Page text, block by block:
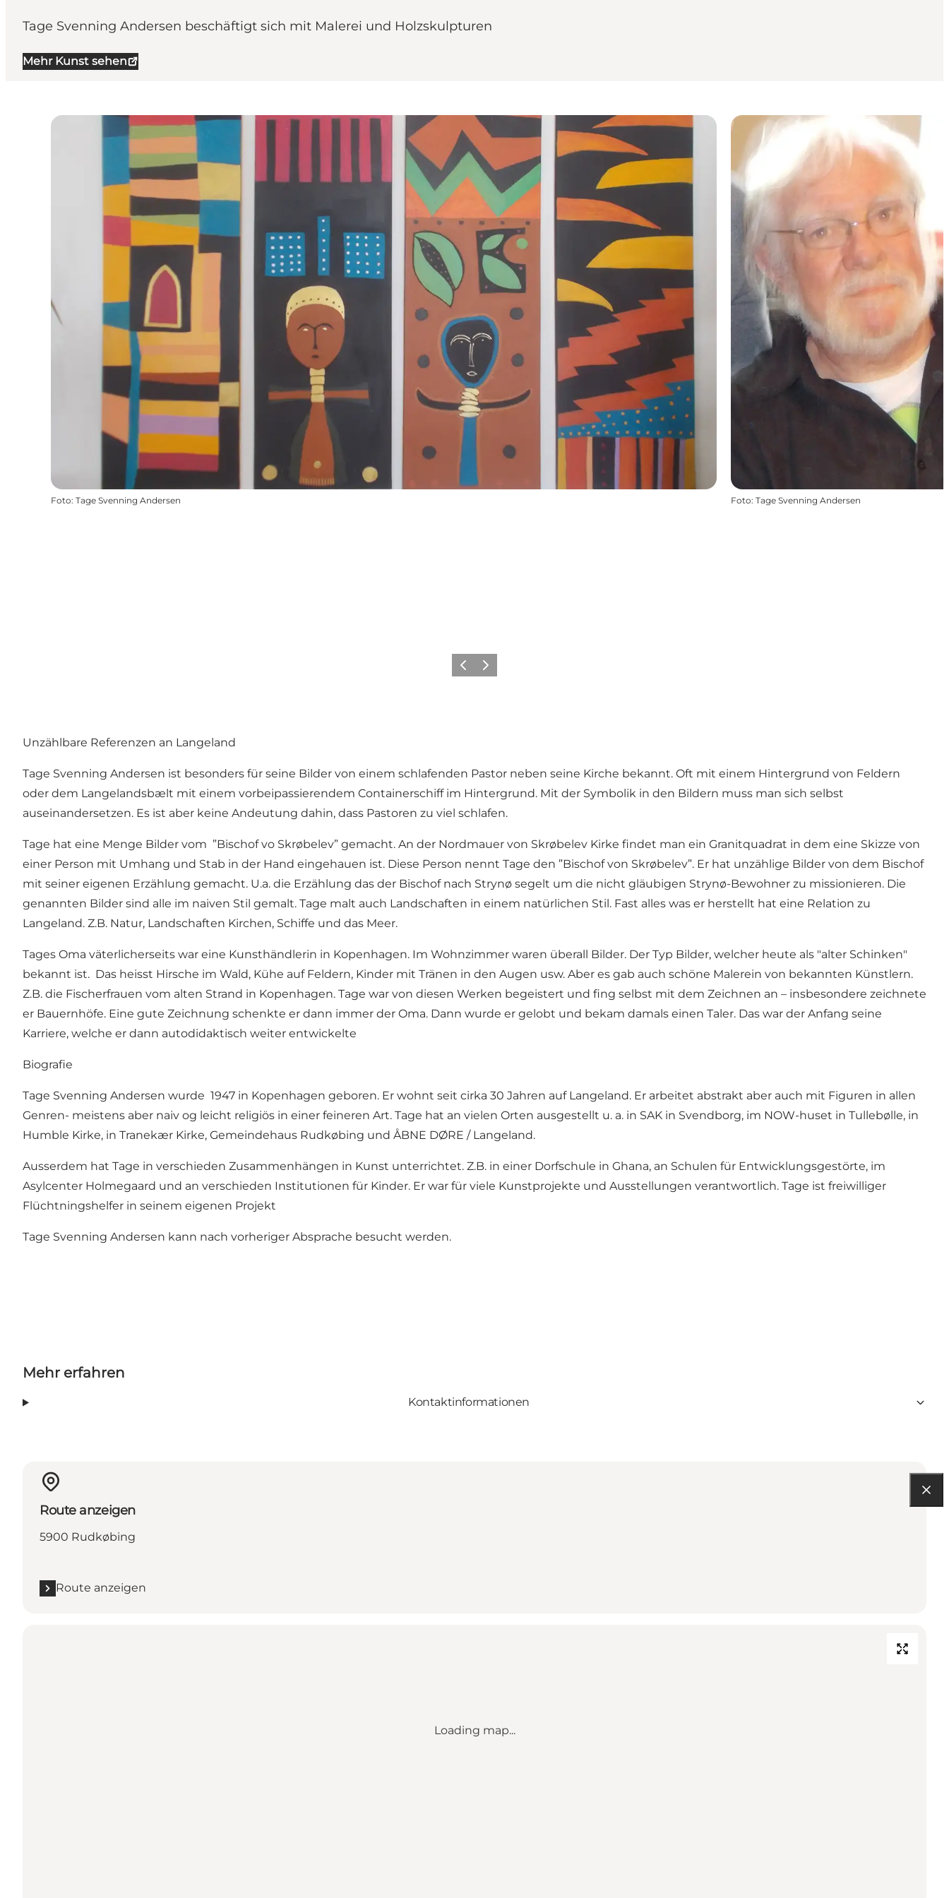
Tage Svenning Andersen beschäftigt sich mit Malerei und Holzskulpturen
Mehr Kunst sehen
Foto: Tage Svenning Andersen Foto: Tage Svenning Andersen
ZurückWeiter
Unzählbare Referenzen an Langeland
Tage Svenning Andersen ist besonders für seine Bilder von einem schlafenden Pastor neben seine Kirche bekannt. Oft mit einem Hintergrund von Feldern
oder dem Langelandsbælt mit einem vorbeipassierendem Containerschiff im Hintergrund. Mit der Symbolik in den Bildern muss man sich selbst
auseinandersetzen. Es ist aber keine Andeutung dahin, dass Pastoren zu viel schlafen.
Tage hat eine Menge Bilder vom ”Bischof vo Skrøbelev” gemacht. An der Nordmauer von Skrøbelev Kirke findet man ein Granitquadrat in dem eine Skizze von
einer Person mit Umhang und Stab in der Hand eingehauen ist. Diese Person nennt Tage den ”Bischof von Skrøbelev”. Er hat unzählige Bilder von dem Bischof
mit seiner eigenen Erzählung gemacht. U.a. die Erzählung das der Bischof nach Strynø segelt um die nicht gläubigen Strynø-Bewohner zu missionieren. Die
genannten Bilder sind alle im naiven Stil gemalt. Tage malt auch Landschaften in einem natürlichen Stil. Fast alles was er herstellt hat eine Relation zu
Langeland. Z.B. Natur, Landschaften Kirchen, Schiffe und das Meer.
Tages Oma väterlicherseits war eine Kunsthändlerin in Kopenhagen. Im Wohnzimmer waren überall Bilder. Der Typ Bilder, welcher heute als "alter Schinken"
bekannt ist. Das heisst Hirsche im Wald, Kühe auf Feldern, Kinder mit Tränen in den Augen usw. Aber es gab auch schöne Malerein von bekannten Künstlern.
Z.B. die Fischerfrauen vom alten Strand in Kopenhagen. Tage war von diesen Werken begeistert und fing selbst mit dem Zeichnen an – insbesondere zeichnete
er Bauernhöfe. Eine gute Zeichnung schenkte er dann immer der Oma. Dann wurde er gelobt und bekam damals einen Taler. Das war der Anfang seine
Karriere, welche er dann autodidaktisch weiter entwickelte
Biografie
Tage Svenning Andersen wurde 1947 in Kopenhagen geboren. Er wohnt seit cirka 30 Jahren auf Langeland. Er arbeitet abstrakt aber auch mit Figuren in allen
Genren- meistens aber naiv og leicht religiös in einer feineren Art. Tage hat an vielen Orten ausgestellt u. a. in SAK in Svendborg, im NOW-huset in Tullebølle, in
Humble Kirke, in Tranekær Kirke, Gemeindehaus Rudkøbing und ÅBNE DØRE / Langeland.
Ausserdem hat Tage in verschieden Zusammenhängen in Kunst unterrichtet. Z.B. in einer Dorfschule in Ghana, an Schulen für Entwicklungsgestörte, im
Asylcenter Holmegaard und an verschieden Institutionen für Kinder. Er war für viele Kunstprojekte und Ausstellungen verantwortlich. Tage ist freiwilliger
Flüchtningshelfer in seinem eigenen Projekt
Tage Svenning Andersen kann nach vorheriger Absprache besucht werden.
Mehr erfahren
Kontaktinformationen
Route anzeigen
5900 Rudkøbing
Route anzeigen
Loading map...